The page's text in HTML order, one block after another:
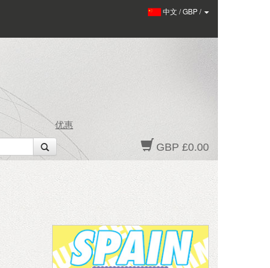
中文 /GBP/
优惠
GBP £0.00